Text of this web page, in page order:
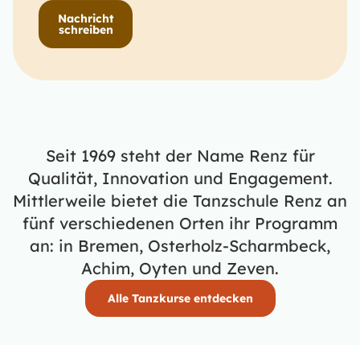
Nachricht
schreiben
Seit 1969 steht der Name Renz für
Qualität, Innovation und Engagement.
Mittlerweile bietet die Tanzschule Renz an
fünf verschiedenen Orten ihr Programm
an: in Bremen, Osterholz-Scharmbeck,
Achim, Oyten und Zeven.
Alle Tanzkurse entdecken